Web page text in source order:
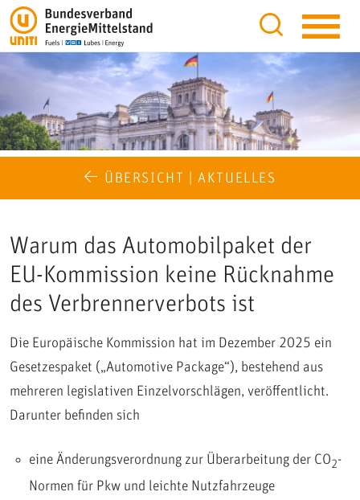
ÜBERSICHT | AKTUELLES
Warum das Automobilpaket der
EU-Kommission keine Rücknahme
des Verbrennerverbots ist
Die Europäische Kommission hat im Dezember 2025 ein
Gesetzespaket („Automotive Package“), bestehend aus
mehreren legislativen Einzelvorschlägen, veröffentlicht.
Darunter befinden sich
eine Änderungsverordnung zur Überarbeitung der CO2-
Normen für Pkw und leichte Nutzfahrzeuge